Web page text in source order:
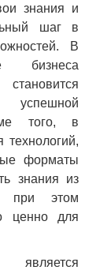
знания и
шаг в
В
бизнеса
того, в
технологий,
форматы
знания из
при этом
ценно для